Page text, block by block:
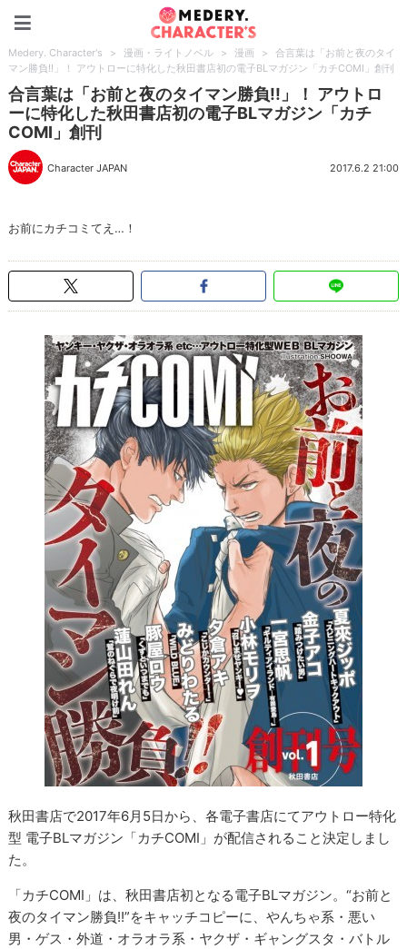
Medery. Character's > 漫画・ライトノベル > 漫画 >
合言葉は「お前と夜のタイ
マン勝負!!」！ アウトローに特化した秋田書店初の電子BLマガジン「カチCOMI」創刊
合言葉は「お前と夜のタイマン勝負!!」！ アウトロ
ーに特化した秋田書店初の電子BLマガジン「カチ
COMI」創刊
Character JAPAN 2017.6.2 21:00
お前にカチコミてえ…！
秋田書店で2017年6月5日から、各電子書店にてアウトロー特化
型 電子BLマガジン「カチCOMI」が配信されること決定しまし
た。
「カチCOMI」は、秋田書店初となる電子BLマガジン。“お前と
夜のタイマン勝負!!”をキャッチコピーに、やんちゃ系・悪い
男・ゲス・外道・オラオラ系・ヤクザ・ギャングスタ・バトル